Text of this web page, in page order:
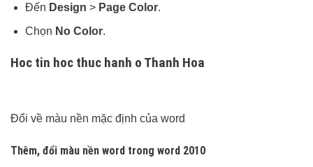
Đến Design > Page Color.
Chọn No Color.
Hoc tin hoc thuc hanh o Thanh Hoa
Đổi về màu nền mặc định của word
Thêm, đổi màu nền word trong word 2010